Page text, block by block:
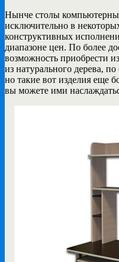
Нынче столы
исключительно в
конструктивных
диапазоне цен. По более
возможность приобрести
из натурального дерева,
но такие вот изделия еще
вы можете ими